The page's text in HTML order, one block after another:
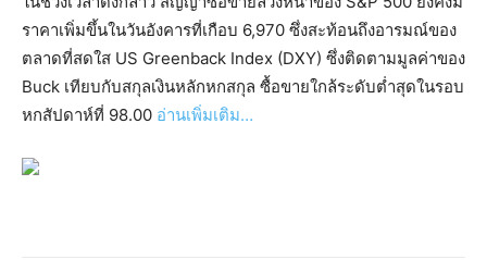
ราคาเพิ่มขึ้นในวันอังคารที่เกือบ 6,970 ซึ่งสะท้อนถึงอารมณ์ของ
ตลาดที่สดใส US Greenback Index (DXY) ซึ่งติดตามมูลค่าของ
Buck เทียบกับสกุลเงินหลักหกสกุล ซื้อขายใกล้ระดับต่ำสุดในรอบ
หกสัปดาห์ที่ 98.00 อ่านเพิ่มเติม…